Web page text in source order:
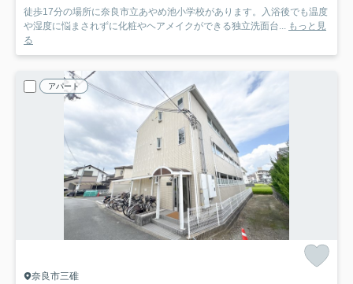
徒歩17分の場所に奈良市立あやめ池小学校があります。入浴後でも温度
や湿度に悩まされずに化粧やヘアメイクができる独立洗面台... もっと見
る
アパート
奈良市三碓